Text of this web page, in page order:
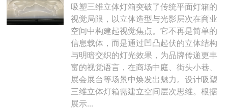
吸塑三维立体灯箱突破了传统平面灯箱的
视觉局限，以立体造型与光影层次在商业
空间中构建起视觉焦点。它不再是简单的
信息载体，而是通过凹凸起伏的立体结构
与明暗交织的灯光效果，为品牌传递更丰
富的视觉语言，在商场中庭、街头小巷、
展会展台等场景中焕发出魅力。设计吸塑
三维立体灯箱需建立空间层次思维。根据
展示...